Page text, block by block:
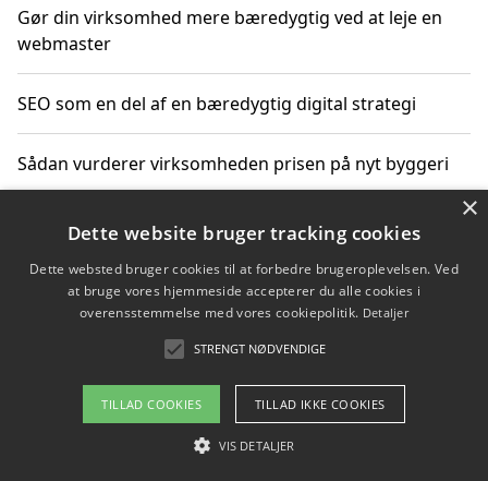
Gør din virksomhed mere bæredygtig ved at leje en
webmaster
SEO som en del af en bæredygtig digital strategi
Sådan vurderer virksomheden prisen på nyt byggeri
Sådan får du hjælp til en hjemmeside uden binding
Copyright 2026 - Pilanto Aps
Om / kontakt
Blog Betingelser
×
Dette website bruger tracking cookies
Dette websted bruger cookies til at forbedre brugeroplevelsen. Ved
at bruge vores hjemmeside accepterer du alle cookies i
overensstemmelse med vores cookiepolitik. Detaljer
STRENGT NØDVENDIGE
TILLAD COOKIES TILLAD IKKE COOKIES
VIS DETALJER